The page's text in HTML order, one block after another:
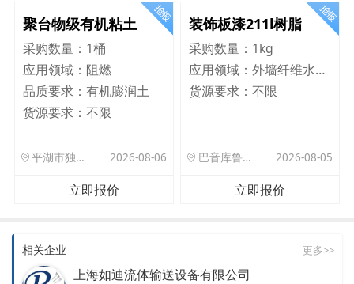
聚台物级有机粘土
采购数量： 1桶
应用领域： 阻燃
品质要求： 有机膨润土
货源要求： 不限
平湖市独山港镇集港路 589 号 2026-08-06
立即报价
装饰板漆211l树脂
采购数量： 1kg
应用领域：
外墙纤维水泥板
货源要求：不限
巴音库鲁提镇,托帕口岸六号库房 2026-08-05
立即报价
相关企业 更多>>
上海如迪流体输送设备有限公司